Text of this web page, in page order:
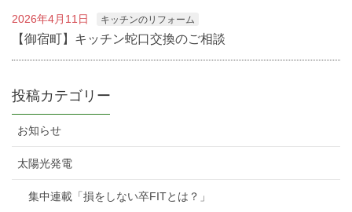
2026年4月11日 キッチンのリフォーム
【御宿町】キッチン蛇口交換のご相談
投稿カテゴリー
お知らせ
太陽光発電
集中連載「損をしない卒FITとは？」